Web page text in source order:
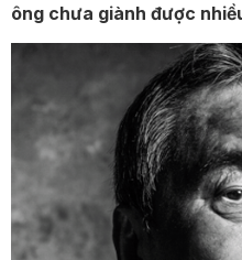
ông chưa giành được